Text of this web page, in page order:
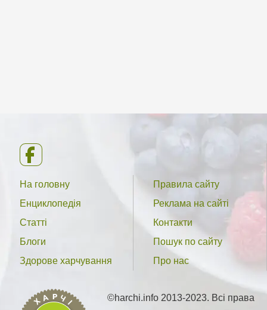
На головну
Енциклопедія
Статті
Блоги
Здорове харчування
Правила сайту
Реклама на сайті
Контакти
Пошук по сайту
Про нас
©harchi.info 2013-2023. Всі права